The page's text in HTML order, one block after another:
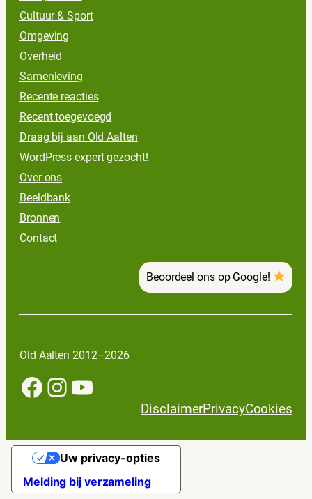
Cultuur & Sport
Omgeving
Overheid
Samenleving
Recente reacties
Recent toegevoegd
Draag bij aan Old Aalten
WordPress expert gezocht!
Over ons
Beeldbank
Bronnen
Contact
Beoordeel ons op Google!
Old Aalten 2012–2026
Facebook InstagramYouTube
DisclaimerPrivacyCookies
Melding bij verzameling
Uw privacy-opties